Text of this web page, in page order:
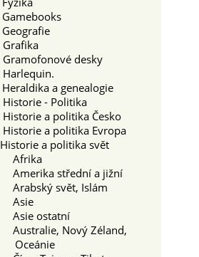
Gamebooks
Geografie
Grafika
Gramofonové desky
Harlequin.
Heraldika a genealogie
Historie - Politika
Historie a politika Česko
Historie a politika Evropa
Historie a politika svět
Afrika
Amerika střední a jižní
Arabský svět, Islám
Asie
Asie ostatní
Australie, Nový Zéland,
Oceánie